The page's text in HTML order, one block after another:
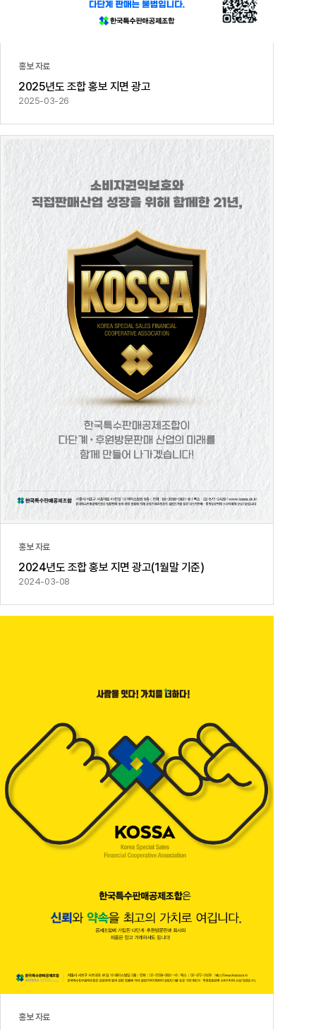
홍보 자료
2025년도 조합 홍보 지면 광고
2025-03-26
홍보 자료
2024년도 조합 홍보 지면 광고(1월말 기준)
2024-03-08
홍보 자료